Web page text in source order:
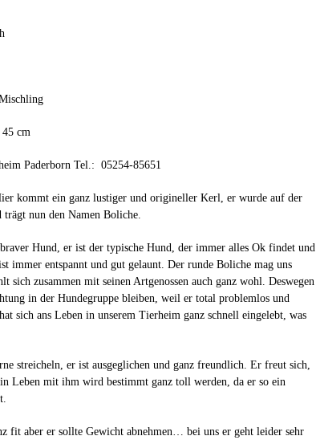
cm
Paderborn Tel.: 05254-85651
kommt ein ganz lustiger und origineller Kerl, er wurde auf der
trägt nun den Namen Boliche.
Hund, er ist der typische Hund, der immer alles Ok findet und
immer entspannt und gut gelaunt. Der runde Boliche mag uns
sich zusammen mit seinen Artgenossen auch ganz wohl. Deswegen
in der Hundegruppe bleiben, weil er total problemlos und
sich ans Leben in unserem Tierheim ganz schnell eingelebt, was
streicheln, er ist ausgeglichen und ganz freundlich. Er freut sich,
Leben mit ihm wird bestimmt ganz toll werden, da er so ein
fit aber er sollte Gewicht abnehmen… bei uns er geht leider sehr